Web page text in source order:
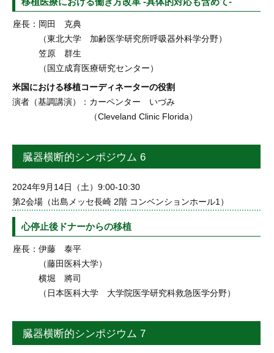
座長： 岡田 克典
（東北大学 加齢医学研究所呼吸器外科学分野）
笠原 群生
（国立成育医療研究センター）
米国における移植コーディネーターの役割
演者（基調講演）： カーペンター いづみ
（Cleveland Clinic Florida）
臓器横断的シンポジウム 6
2024年9月14日（土）9:00-10:30
第2会場（出島メッセ長崎 2階 コンベンションホール1）
心停止後ドナーからの移植
座長： 伊藤 泰平
（藤田医科大学）
横堀 將司
（日本医科大学 大学院医学研究科救急医学分野）
臓器横断的シンポジウム 7